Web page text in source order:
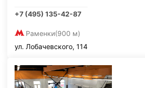
+7 (495) 135-42-87
Раменки(900 м)
ул. Лобачевского, 114